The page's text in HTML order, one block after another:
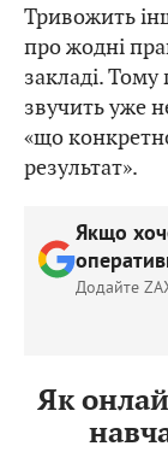
Тривожить
про жодні
закладі.
звучить уже
«що
результат».
Якщо
Додайте
Як